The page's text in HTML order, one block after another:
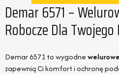
Demar 6571 –
Robocze Dla
Demar 6571 to wygodne
zapewnią Ci komfort i ochronę